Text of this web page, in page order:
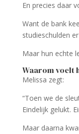
En precies daar
Want de bank
studieschulden
Maar hun echte
Waarom voelt
Melissa zegt:
“Toen we de
Eindelijk gelukt.
Maar daarna